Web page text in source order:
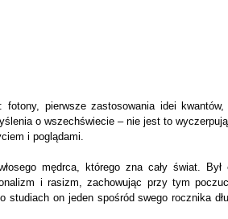
pierwsze zastosowania idei kwantów,
o wszechświecie – nie jest to
i poglądami.
mędrca, którego zna cały świat. Był
i rasizm, zachowując przy tym
on jeden spośród swego rocznika